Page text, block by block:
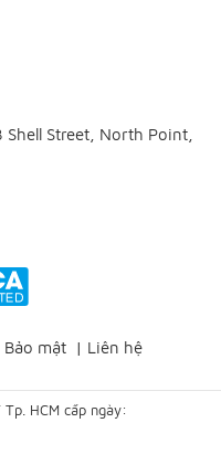
Street, North Point,
mật | Liên hệ
HCM cấp ngày: